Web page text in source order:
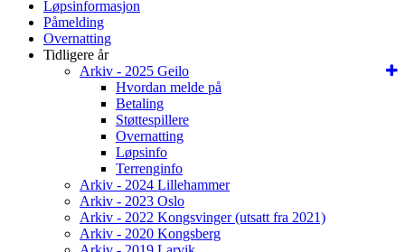
Løpsinformasjon
Påmelding
Overnatting
Tidligere år
Arkiv - 2025 Geilo
Hvordan melde på
Betaling
Støttespillere
Overnatting
Løpsinfo
Terrenginfo
Arkiv - 2024 Lillehammer
Arkiv - 2023 Oslo
Arkiv - 2022 Kongsvinger (utsatt fra 2021)
Arkiv - 2020 Kongsberg